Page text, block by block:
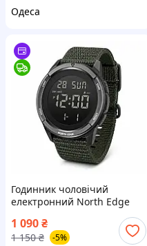
Одеса
Годинник чоловічий
електронний North Edge
Terrax (Green) водостійкий,
тактичний, протиударний
1 090₴
1 150 ₴ -5%